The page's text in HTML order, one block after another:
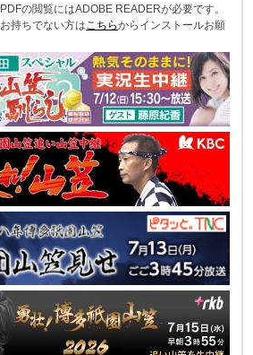
PDFの閲覧にはADOBE READERが必要です。
お持ちでない方はこちらからインストールお願